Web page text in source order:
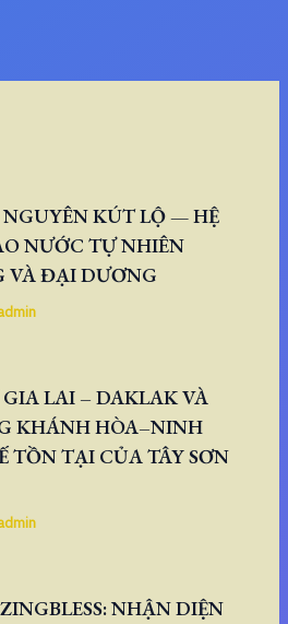
KÚT LỘ — HỆ
NƯỚC TỰ NHIÊN
VÀ ĐẠI DƯƠNG
LAI – DAKLAK VÀ
KHÁNH HÒA–NINH
TỒN TẠI CỦA TÂY SƠN
NHẬN DIỆN